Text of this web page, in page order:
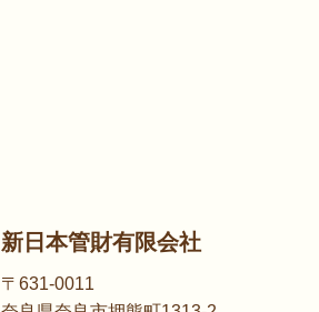
新日本管財有限会社
〒631-0011